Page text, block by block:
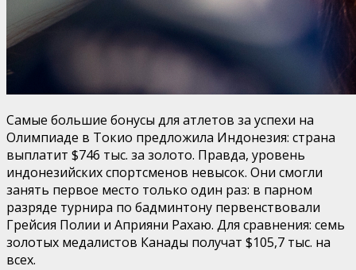
Самые большие бонусы для атлетов за успехи на
Олимпиаде в Токио предложила Индонезия: страна
выплатит $746 тыс. за золото. Правда, уровень
индонезийских спортсменов невысок. Они смогли
занять первое место только один раз: в парном
разряде турнира по бадминтону первенствовали
Грейсия Полии и Априяни Рахаю. Для сравнения: семь
золотых медалистов Канады получат $105,7 тыс. на
всех.